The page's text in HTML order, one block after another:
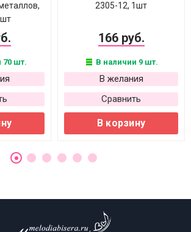
70 шт.
2305-12, 1шт
166 руб.
В наличии 9 шт.
В желания
Сравнить
В корзину